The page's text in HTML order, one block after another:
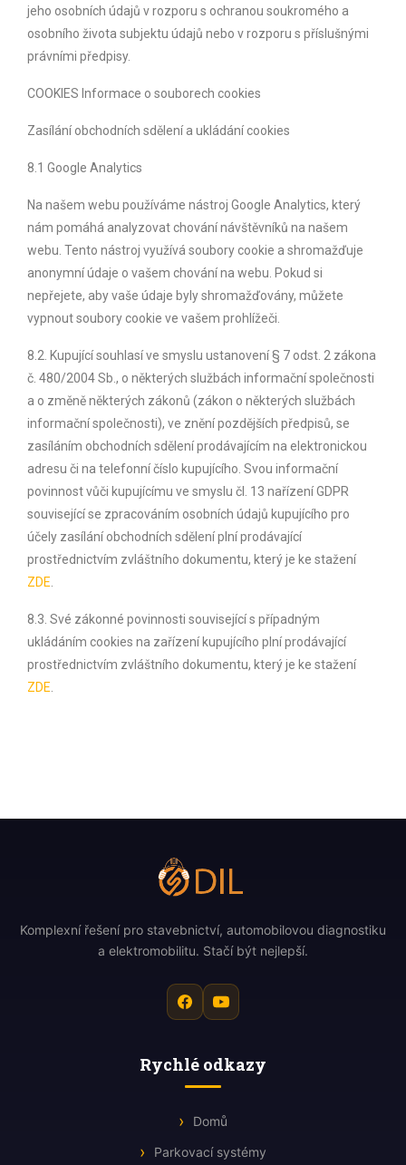
jeho osobních údajů v rozporu s ochranou soukromého a
osobního života subjektu údajů nebo v rozporu s příslušnými
právními předpisy.
COOKIES Informace o souborech cookies
Zasílání obchodních sdělení a ukládání cookies
8.1 Google Analytics
Na našem webu používáme nástroj Google Analytics, který
nám pomáhá analyzovat chování návštěvníků na našem
webu. Tento nástroj využívá soubory cookie a shromažďuje
anonymní údaje o vašem chování na webu. Pokud si
nepřejete, aby vaše údaje byly shromažďovány, můžete
vypnout soubory cookie ve vašem prohlížeči.
8.2. Kupující souhlasí ve smyslu ustanovení § 7 odst. 2 zákona
č. 480/2004 Sb., o některých službách informační společnosti
a o změně některých zákonů (zákon o některých službách
informační společnosti), ve znění pozdějších předpisů, se
zasíláním obchodních sdělení prodávajícím na elektronickou
adresu či na telefonní číslo kupujícího. Svou informační
povinnost vůči kupujícímu ve smyslu čl. 13 nařízení GDPR
související se zpracováním osobních údajů kupujícího pro
účely zasílání obchodních sdělení plní prodávající
prostřednictvím zvláštního dokumentu, který je ke stažení
ZDE
8.3. Své zákonné povinnosti související s případným
ukládáním cookies na zařízení kupujícího plní prodávající
prostřednictvím zvláštního dokumentu, který je ke stažení
ZDE
Komplexní řešení pro stavebnictví, automobilovou diagnostiku
a elektromobilitu. Stačí být nejlepší.
Rychlé odkazy
Domů
Parkovací systémy